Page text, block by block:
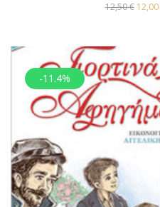
12,50€ 12,00
-11.4%